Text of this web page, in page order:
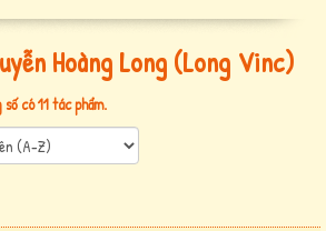
Hoàng Long (Long Vinc)
có 11 tác phẩm.